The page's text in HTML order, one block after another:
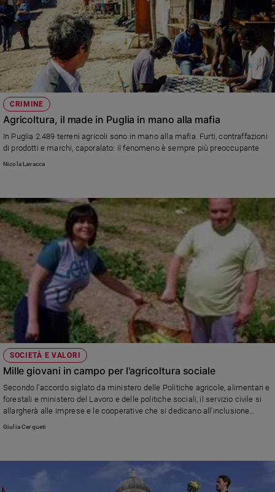
CRIMINE
Agricoltura, il made in Puglia in mano alla mafia
In Puglia 2.489 terreni agricoli sono in mano alla mafia. Furti, contraffazioni
di prodotti e marchi, caporalato: il fenomeno è sempre più preoccupante
Nicola Lavacca
SOCIETÀ E VALORI
Mille giovani in campo per l'agricoltura sociale
Secondo l'accordo siglato da ministero delle Politiche agricole, alimentari e
forestali e ministero del Lavoro e delle politiche sociali, il servizio civile si
allargherà alle imprese e le cooperative che si dedicano all'inclusione
sociale e all'inserimento lavorativo di persone disabili e a rischio di
Giulia Cerqueti